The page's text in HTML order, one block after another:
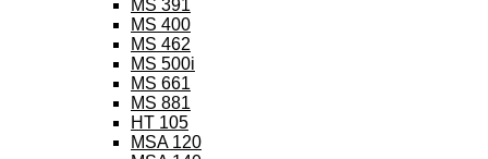
MS 391
MS 400
MS 462
MS 500i
MS 661
MS 881
HT 105
MSA 120